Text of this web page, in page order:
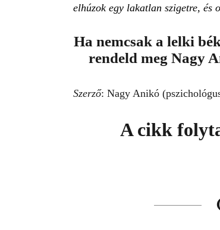
elhúzok egy lakatlan szigetre,
Ha nemcsak a lelki
rendeld meg Nagy
Szerző: Nagy Anikó
A cikk